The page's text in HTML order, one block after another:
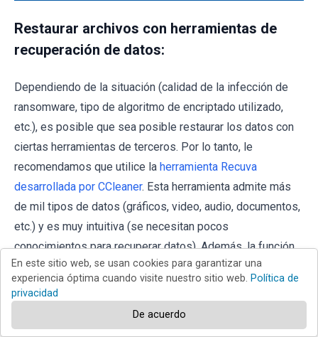
Restaurar archivos con herramientas de
recuperación de datos:
Dependiendo de la situación (calidad de la infección de
ransomware, tipo de algoritmo de encriptado utilizado,
etc.), es posible que sea posible restaurar los datos con
ciertas herramientas de terceros. Por lo tanto, le
recomendamos que utilice la herramienta Recuva
desarrollada por CCleaner. Esta herramienta admite más
de mil tipos de datos (gráficos, video, audio, documentos,
etc.) y es muy intuitiva (se necesitan pocos
conocimientos para recuperar datos). Además, la función
de recuperación es completamente gratuita.
Paso 1:Realiza un escaneo.
Ejecute la aplicación Recuva y siga el asistente. Se le
En este sitio web, se usan cookies para garantizar una
experiencia óptima cuando visite nuestro sitio web. Política de
privacidad
De acuerdo